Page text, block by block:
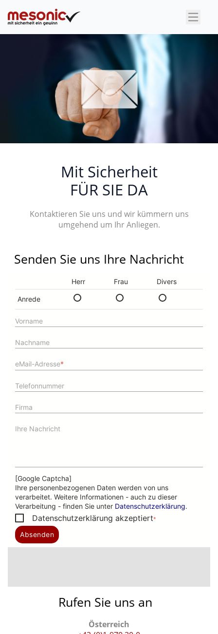
×
Mit Sicherheit
FÜR SIE DA
Kontaktieren Sie uns und wir kümmern uns
umgehend um Ihr Anliegen.
Senden Sie uns Ihre Nachricht
Rufen Sie uns an
Österreich